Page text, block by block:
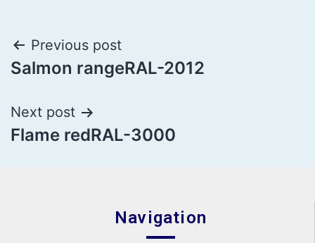
Previous post
Salmon rangeRAL-2012
Next post
Flame redRAL-3000
Navigation